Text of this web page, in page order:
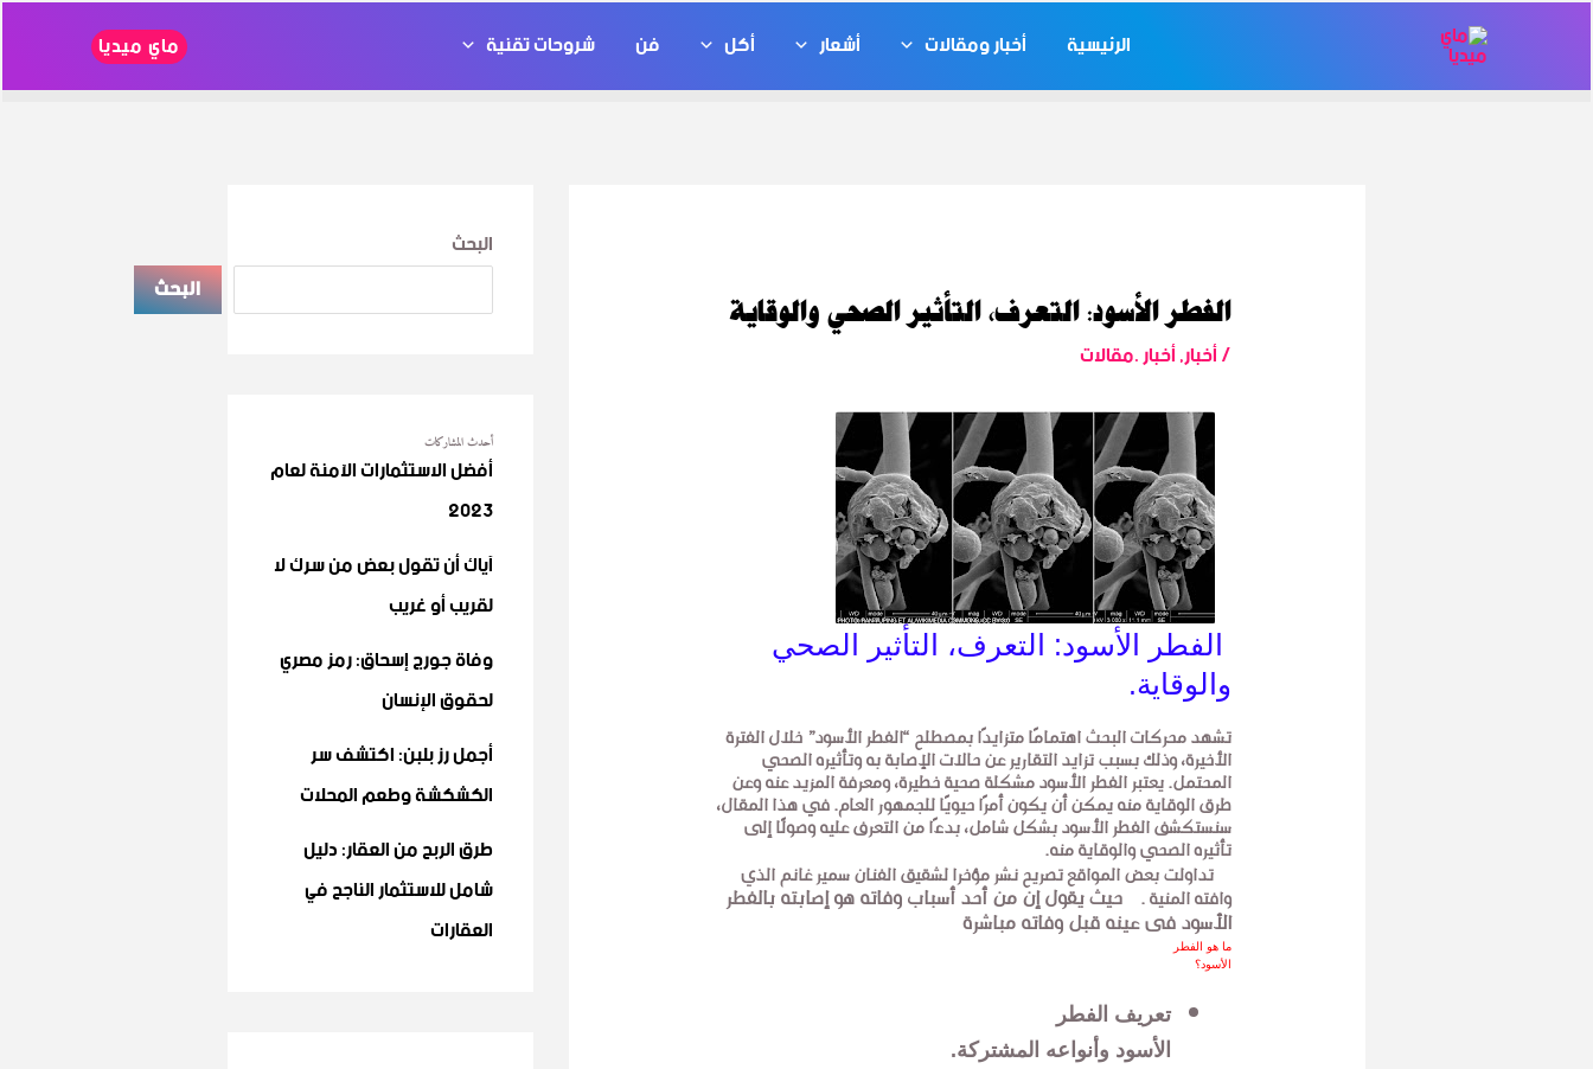
تخطي
المحتوى
الرئيسية أخبار ومقالات أشعار أكل فن شروحات تقنية ماي ميديا
الفطر الأسود: التعرف، التأثير الصحي والوقاية
/أخبار,أخبار .مقالات
الفطر الأسود: التعرف، التأثير الصحي
والوقاية.
تشهد محركات البحث اهتمامًا متزايدًا بمصطلح “الفطر الأسود” خلال الفترة
الأخيرة، وذلك بسبب تزايد التقارير عن حالات الإصابة به وتأثيره الصحي
المحتمل. يعتبر الفطر الأسود مشكلة صحية خطيرة، ومعرفة المزيد عنه وعن
طرق الوقاية منه يمكن أن يكون أمرًا حيويًا للجمهور العام. في هذا المقال،
سنستكشف الفطر الأسود بشكل شامل، بدءًا من التعرف عليه وصولًا إلى
تأثيره الصحي والوقاية منه.
تداولت بعض المواقع تصريح نشر مؤخرا لشقيق الفنان سمير غانم الذي
وافته المنية .حيث يقول إن من أحد أسباب وفاته هو إصابته بالفطر
الأسود فى عينه قبل وفاته مباشرة
ما هو الفطر
الأسود؟
تعريف الفطر
الأسود وأنواعه المشتركة.
Post
البحث
البحث
أحدث المشاركات
أفضل الاستثمارات الآمنة لعام
2023
آياك أن تقول بعض من سرك لا
لقريب أو غريب
وفاة جورج إسحاق: رمز مصري
لحقوق الإنسان
أجمل رز بلبن: اكتشف سر
الكشكشة وطعم المحلات
طرق الربح من العقار: دليل
شامل للاستثمار الناجح في
العقارات